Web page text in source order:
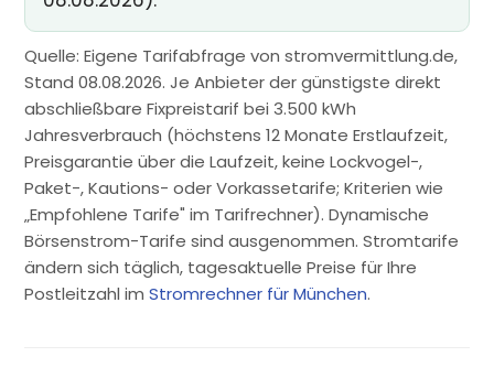
Quelle: Eigene Tarifabfrage von stromvermittlung.de,
Stand 08.08.2026. Je Anbieter der günstigste direkt
abschließbare Fixpreistarif bei 3.500 kWh
Jahresverbrauch (höchstens 12 Monate Erstlaufzeit,
Preisgarantie über die Laufzeit, keine Lockvogel-,
Paket-, Kautions- oder Vorkassetarife; Kriterien wie
„Empfohlene Tarife" im Tarifrechner). Dynamische
Börsenstrom-Tarife sind ausgenommen. Stromtarife
ändern sich täglich, tagesaktuelle Preise für Ihre
Postleitzahl imStromrechner für München.